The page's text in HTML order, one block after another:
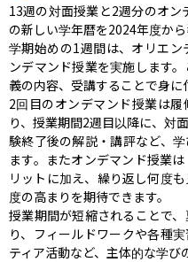
13週の対面授業と2週分のオン
の新しい学年暦を2024年度から
学期始めの1週間は、オリエ
ンデマンド授業を実施します
義の内容、受講することで身に
2回目のオンデマンド授業は
り、授業期間2週目以降に、対
験終了後の解説・講評など、
ます。またオンデマンド授業
リットに加え、繰り返し何度
度の高まりを期待できます。
授業期間が短縮されることで
り、フィールドワークや各種
ティア活動など、主体的な学び